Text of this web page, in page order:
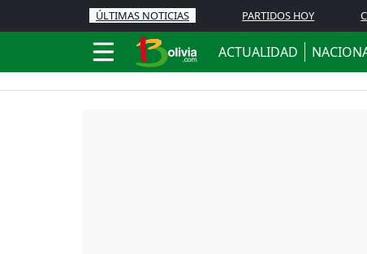
ÚLTIMAS NOTICIAS PARTIDOS HOY
ACTUALIDAD